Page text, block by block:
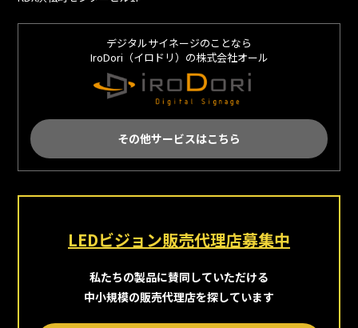
デジタルサイネージのことなら
IroDori（イロドリ）の株式会社オール
その他サービスはこちら
LEDビジョン販売代理店募集中
私たちの製品に賛同していただける
中小規模の販売代理店を探しています